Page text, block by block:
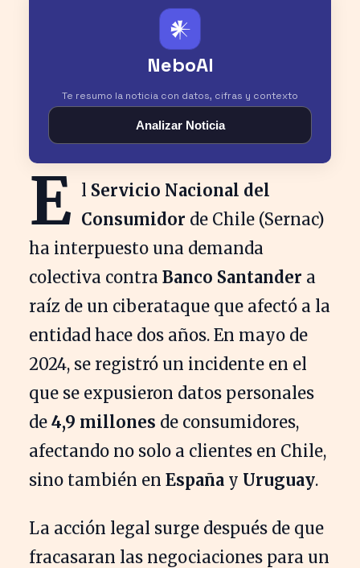
𒀭
NeboAI
Te resumo la noticia con datos, cifras y contexto
Analizar Noticia
E l Servicio Nacional del
Consumidor de Chile (Sernac)
ha interpuesto una demanda
colectiva contra Banco Santander a
raíz de un ciberataque que afectó a la
entidad hace dos años. En mayo de
2024, se registró un incidente en el
que se expusieron datos personales
de 4,9 millones de consumidores,
afectando no solo a clientes en Chile,
sino también en España y Uruguay.
La acción legal surge después de que
fracasaran las negociaciones para un